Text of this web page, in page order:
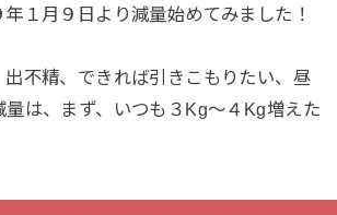
１月９日より減量始めてみました！
出不精、できれば引きこもりたい、昼
量は、まず、いつも３Kg〜４Kg増えた